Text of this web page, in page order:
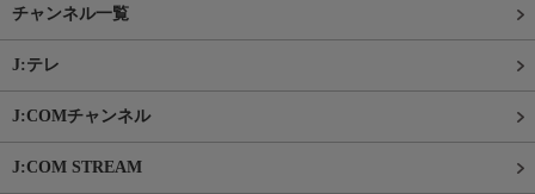
チャンネル一覧
J:テレ
J:COMチャンネル
J:COM STREAM